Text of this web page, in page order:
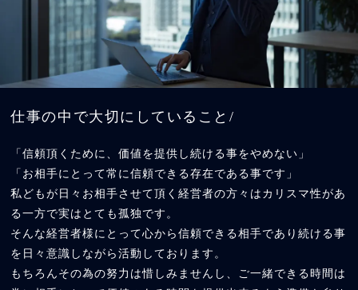
仕事の中で大切にしていること/
「信頼頂くために、価値を提供し続ける事をやめない」
「お相手にとって常に信頼できる存在である事です」
私どもが日々お相手させて頂く経営者の方々はカリスマ性があ
る一方で実はとても孤独です。
そんな経営者様にとって心から信頼できる相手であり続ける事
を日々意識しながら活動しております。
もちろんその為の努力は惜しみませんし、ご一緒できる時間は